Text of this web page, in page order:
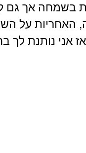
בשמחה אך גם
האחריות על
אני נותנת לך